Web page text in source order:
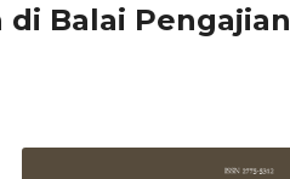
Balai Pengajian